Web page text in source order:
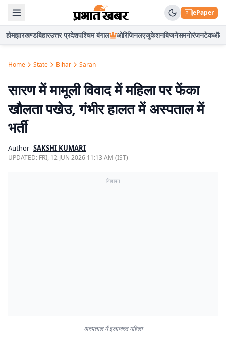
ePaper
होमझारखण्डबिहारउत्तर प्रदेशपश्चिम बंगाल ओरिजिनलएजुकेशनबिजनेसमनोरंजनटेकऑटो
Home State Bihar Saran
सारण में मामूली विवाद में महिला पर फेंका
खौलता पखेउ, गंभीर हालत में अस्पताल में
भर्ती
Author SAKSHI KUMARI
UPDATED: FRI, 12 JUN 2026 11:13 AM (IST)
विज्ञापन
अस्पताल में इलाजरत महिला